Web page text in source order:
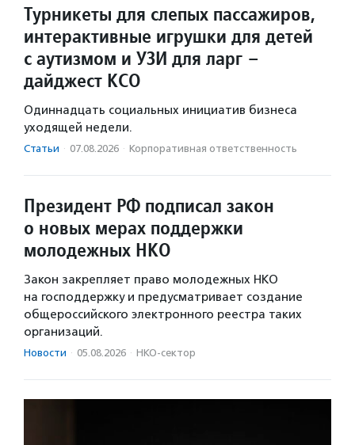
Турникеты для слепых пассажиров,
интерактивные игрушки для детей
с аутизмом и УЗИ для ларг –
дайджест КСО
Одиннадцать социальных инициатив бизнеса
уходящей недели.
Статьи · 07.08.2026 · Корпоративная ответственность
Президент РФ подписал закон
о новых мерах поддержки
молодежных НКО
Закон закрепляет право молодежных НКО
на господдержку и предусматривает создание
общероссийского электронного реестра таких
организаций.
Новости · 05.08.2026 · НКО-сектор